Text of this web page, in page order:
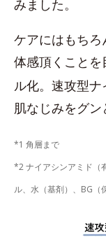
みました。
ケアにはもち
体感頂くこと
ル化。速攻型
肌なじみをグン
*1 角層まで
*2 ナイアシンアミド（
ル、水（基剤）、BG（